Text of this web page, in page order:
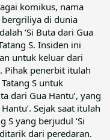
komikus, nama
bergriliya di dunia
‘Si Buta dari Gua
S. Insiden ini
untuk keluar dari
Pihak penerbit itulah
S untuk
dari Gua Hantu’, yang
Sejak saat itulah
S yang berjudul ‘Si
dari peredaran.